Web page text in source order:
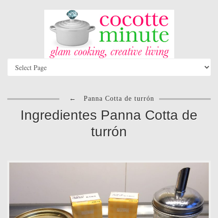
← Panna Cotta de turrón
Ingredientes Panna Cotta de
turrón